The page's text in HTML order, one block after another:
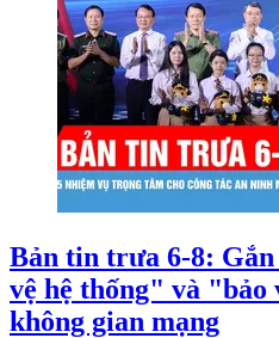
Bản tin trưa 6-8:
vệ hệ thống" và
không gian mạng